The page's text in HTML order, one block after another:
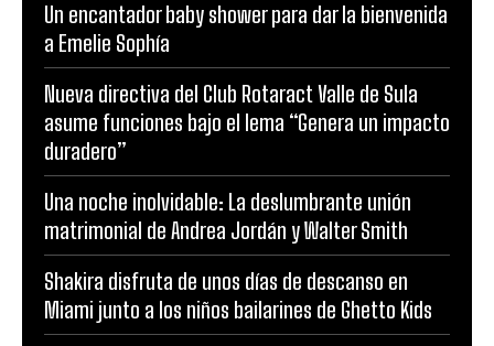
Un encantador baby shower para dar la bienvenida
a Emelie Sophía
Nueva directiva del Club Rotaract Valle de Sula
asume funciones bajo el lema “Genera un impacto
duradero”
Una noche inolvidable: La deslumbrante unión
matrimonial de Andrea Jordán y Walter Smith
Shakira disfruta de unos días de descanso en
Miami junto a los niños bailarines de Ghetto Kids